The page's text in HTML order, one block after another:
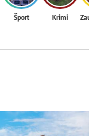
Šport Krimi